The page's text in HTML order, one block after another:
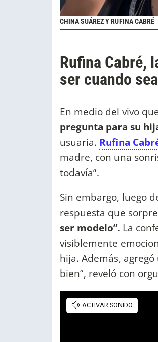
CHINA SUÁREZ Y RUFINA CABRÉ
Rufina Cabré,
ser cuando
En medio del vivo
pregunta para su
usuaria. Rufina
madre, con una
todavía”.
Sin embargo, luego
respuesta que
ser modelo”. La
visiblemente
hija. Además,
bien”, reveló con